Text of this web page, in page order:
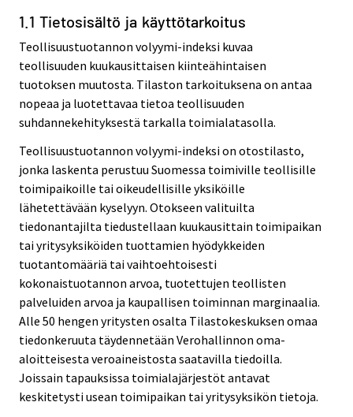
1.1 Tietosisältö ja käyttötarkoitus
Teollisuustuotannon volyymi-indeksi kuvaa
teollisuuden kuukausittaisen kiinteähintaisen
tuotoksen muutosta. Tilaston tarkoituksena on antaa
nopeaa ja luotettavaa tietoa teollisuuden
suhdannekehityksestä tarkalla toimialatasolla.
Teollisuustuotannon volyymi-indeksi on otostilasto,
jonka laskenta perustuu Suomessa toimiville teollisille
toimipaikoille tai oikeudellisille yksiköille
lähetettävään kyselyyn. Otokseen valituilta
tiedonantajilta tiedustellaan kuukausittain toimipaikan
tai yritysyksiköiden tuottamien hyödykkeiden
tuotantomääriä tai vaihtoehtoisesti
kokonaistuotannon arvoa, tuotettujen teollisten
palveluiden arvoa ja kaupallisen toiminnan marginaalia.
Alle 50 hengen yritysten osalta Tilastokeskuksen omaa
tiedonkeruuta täydennetään Verohallinnon oma-
aloitteisesta veroaineistosta saatavilla tiedoilla.
Joissain tapauksissa toimialajärjestöt antavat
keskitetysti usean toimipaikan tai yritysyksikön tietoja.